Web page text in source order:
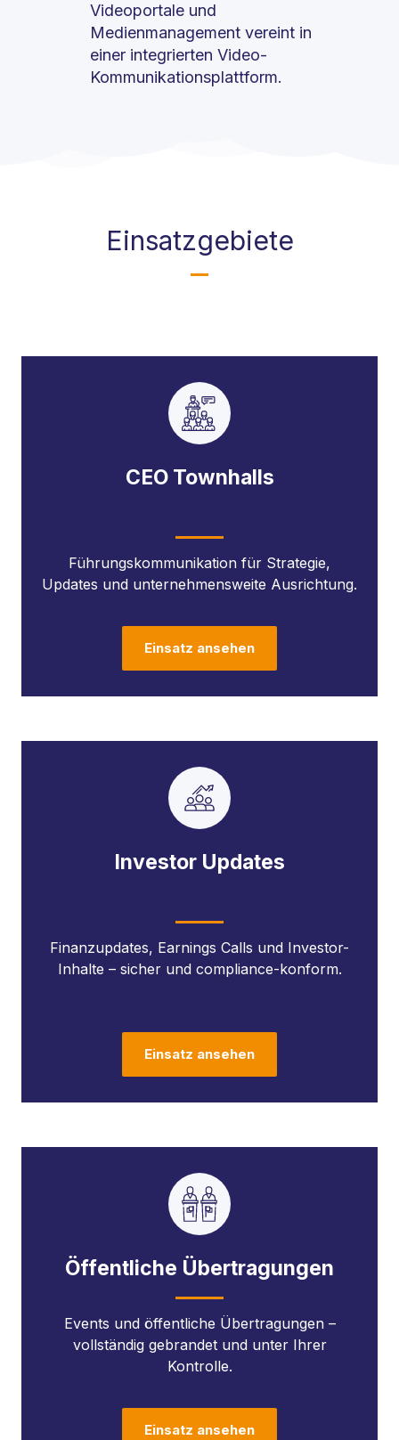
Videoportale und
Medienmanagement vereint in
einer integrierten Video-
Kommunikationsplattform.
Einsatzgebiete
CEO Townhalls
Führungs­kommunikation für Strategie,
Updates und unternehmensweite Ausrichtung.
Einsatz ansehen
Investor Updates
Finanzupdates, Earnings Calls und Investor-
Inhalte – sicher und compliance-konform.
Einsatz ansehen
Öffentliche Übertragungen
Events und öffentliche Übertragungen –
vollständig gebrandet und unter Ihrer
Kontrolle.
Einsatz ansehen